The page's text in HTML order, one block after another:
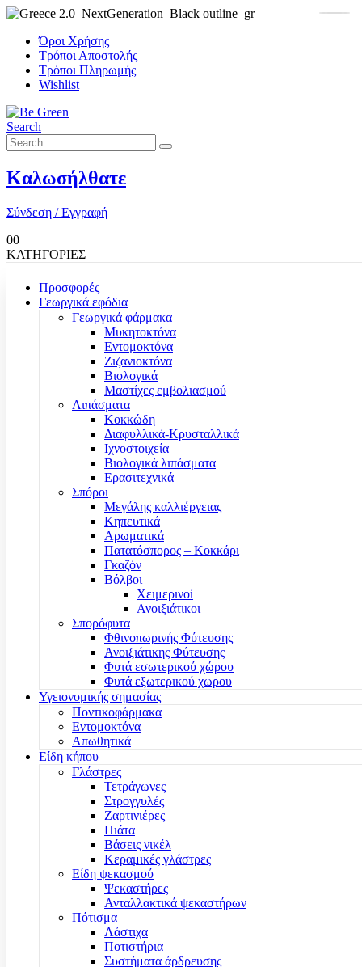
Όροι Χρήσης
Τρόποι Αποστολής
Τρόποι Πληρωμής
Wishlist
Search
Καλωσήλθατε
Σύνδεση / Εγγραφή
00
ΚΑΤΗΓΟΡΙΕΣ
Προσφορές
Γεωργικά εφόδια
Γεωργικά φάρμακα
Μυκητοκτόνα
Εντομοκτόνα
Ζιζανιοκτόνα
Βιολογικά
Μαστίχες εμβολιασμού
Λιπάσματα
Κοκκώδη
Διαφυλλικά-Κρυσταλλικά
Ιχνοστοιχεία
Βιολογικά λιπάσματα
Ερασιτεχνικά
Σπόροι
Μεγάλης καλλιέργειας
Κηπευτικά
Αρωματικά
Πατατόσπορος – Κοκκάρι
Γκαζόν
Βόλβοι
Χειμερινοί
Ανοιξιάτικοι
Σπορόφυτα
Φθινοπωρινής Φύτευσης
Ανοιξιάτικης Φύτευσης
Φυτά εσωτερικού χώρου
Φυτά εξωτερικού χωρου
Υγειονομικής σημασίας
Ποντικοφάρμακα
Εντομοκτόνα
Απωθητικά
Είδη κήπου
Γλάστρες
Τετράγωνες
Στρογγυλές
Ζαρτινιέρες
Πιάτα
Βάσεις νικέλ
Κεραμικές γλάστρες
Είδη ψεκασμού
Ψεκαστήρες
Ανταλλακτικά ψεκαστήρων
Πότισμα
Λάστιχα
Ποτιστήρια
Συστήματα άρδρευσης